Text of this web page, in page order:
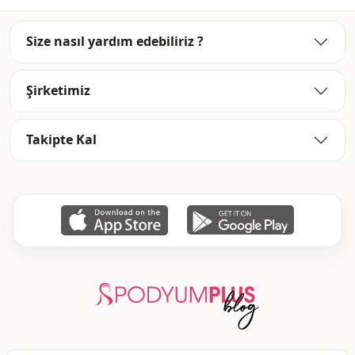
Size nasıl yardım edebiliriz ?
Şirketimiz
Takipte Kal